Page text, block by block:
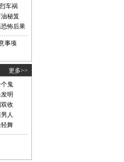
车祸
秘笈
怖后果
事项
更多>>
鬼
明
收
人
舞